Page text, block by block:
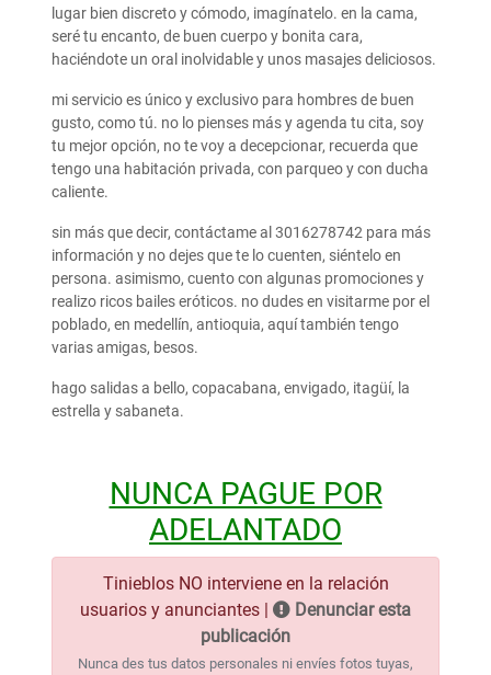
lugar bien discreto y cómodo, imagínatelo. en la cama,
seré tu encanto, de buen cuerpo y bonita cara,
haciéndote un oral inolvidable y unos masajes deliciosos.
mi servicio es único y exclusivo para hombres de buen
gusto, como tú. no lo pienses más y agenda tu cita, soy
tu mejor opción, no te voy a decepcionar, recuerda que
tengo una habitación privada, con parqueo y con ducha
caliente.
sin más que decir, contáctame al 3016278742 para más
información y no dejes que te lo cuenten, siéntelo en
persona. asimismo, cuento con algunas promociones y
realizo ricos bailes eróticos. no dudes en visitarme por el
poblado, en medellín, antioquia, aquí también tengo
varias amigas, besos.
hago salidas a bello, copacabana, envigado, itagüí, la
estrella y sabaneta.
NUNCA PAGUE POR
ADELANTADO
Tinieblos NO interviene en la relación
usuarios y anunciantes |
Denunciar esta
publicación
Nunca des tus datos personales ni envíes fotos tuyas,